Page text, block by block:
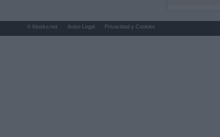
© Kiosko.net Aviso Legal Privacidad y Cookies